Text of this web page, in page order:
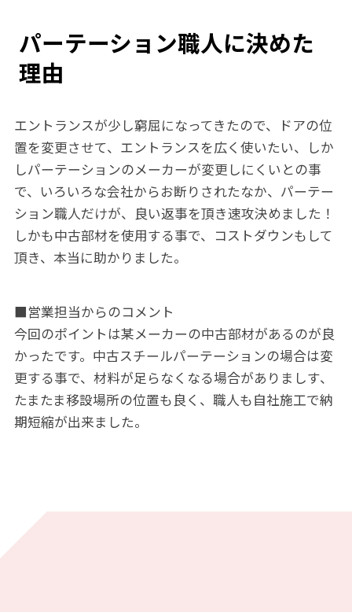
パーテーション職人に決めた
理由
エントランスが少し窮屈になってきたので、ドアの位
置を変更させて、エントランスを広く使いたい、しか
しパーテーションのメーカーが変更しにくいとの事
で、いろいろな会社からお断りされたなか、パーテー
ション職人だけが、良い返事を頂き速攻決めました！
しかも中古部材を使用する事で、コストダウンもして
頂き、本当に助かりました。
■営業担当からのコメント
今回のポイントは某メーカーの中古部材があるのが良
かったです。中古スチールパーテーションの場合は変
更する事で、材料が足らなくなる場合がありましす、
たまたま移設場所の位置も良く、職人も自社施工で納
期短縮が出来ました。